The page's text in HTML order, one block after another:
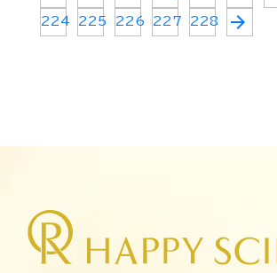
224 225 226 227 228 arrow_forward